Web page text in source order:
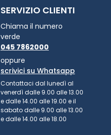
SERVIZIO CLIENTI
Chiama il numero
verde
045 7862000
oppure
scrivici su Whatsapp
Contattaci dal lunedì al
venerdì dalle 9.00 alle 13.00
e dalle 14.00 alle 19.00 e il
sabato dalle 9.00 alle 13.00
e dalle 14.00 alle 18.00